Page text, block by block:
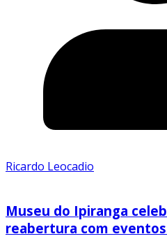
Ricardo Leocadio
Museu do Ipiranga
reabertura com